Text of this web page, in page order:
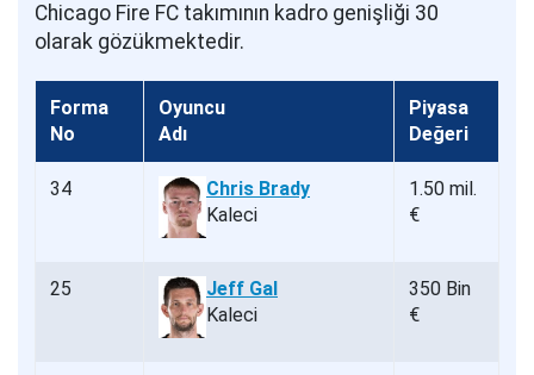
Chicago Fire FC takımının kadro genişliği 30
olarak gözükmektedir.
Forma
No
Oyuncu
Adı
Piyasa
Değeri
34
Chris Brady
Kaleci
1.50 mil.
€
25
Jeff Gal
Kaleci
350 Bin
€